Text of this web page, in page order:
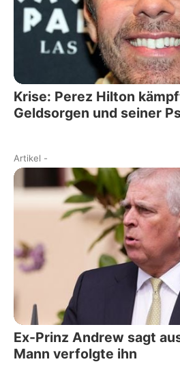
Krise: Perez Hilton
Geldsorgen und seiner
Artikel -
Ex-Prinz Andrew sagt
Mann verfolgte ihn